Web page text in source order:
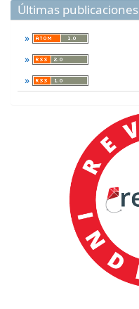
Últimas publicaciones